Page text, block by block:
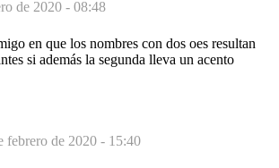
de 2020 - 08:48
en que los nombres con dos oes resultan
si además la segunda lleva un acento
febrero de 2020 - 15:40